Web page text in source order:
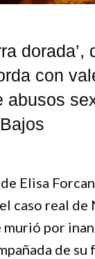
dorada’,
con
abusos
de Elisa
caso real de
murió por
de su